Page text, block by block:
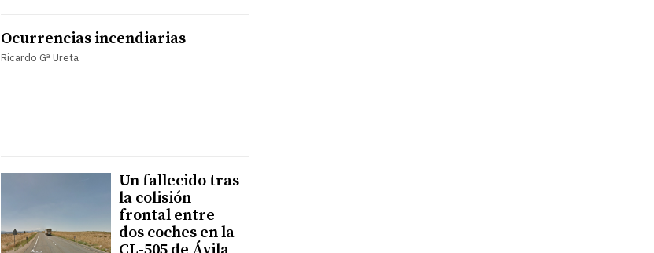
Ocurrencias incendiarias
Ricardo Gª Ureta
Un fallecido tras
la colisión
frontal entre
dos coches en la